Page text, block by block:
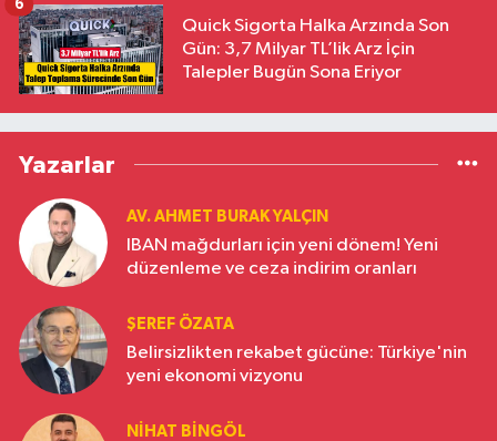
Quick Sigorta Halka Arzında Son
Gün: 3,7 Milyar TL’lik Arz İçin
Talepler Bugün Sona Eriyor
6
Yazarlar
AV. AHMET BURAK YALÇIN
IBAN mağdurları için yeni dönem! Yeni
düzenleme ve ceza indirim oranları
ŞEREF ÖZATA
Belirsizlikten rekabet gücüne: Türkiye'nin
yeni ekonomi vizyonu
NIHAT BINGÖL